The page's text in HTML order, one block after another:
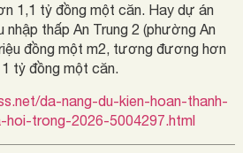
1,1 tỷ đồng một căn. Hay dự án
thấp An Trung 2 (phường An
đồng một m2, tương đương hơn
tỷ đồng một căn.
da-nang-du-kien-hoan-thanh-
trong-2026-5004297.html